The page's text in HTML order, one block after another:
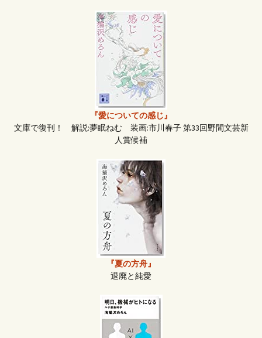
『愛についての感じ』
文庫で復刊！ 解説:夢眠ねむ 装画:市川春子 第33回野間文芸新
人賞候補
『夏の方舟』
退廃と純愛